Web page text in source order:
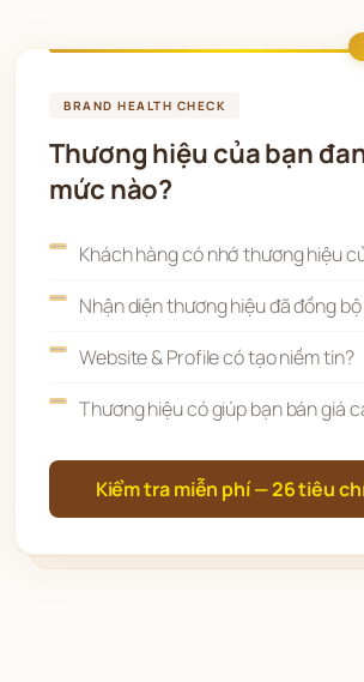
BRAND HEALTH CHECK
Thương hiệu của bạn
mức nào?
Khách hàng có nhớ thương hiệu
Nhận diện thương hiệu đã đồng
Website & Profile có tạo niềm tin?
Thương hiệu có giúp bạn bán giá
Kiểm tra miễn phí — 26 tiêu